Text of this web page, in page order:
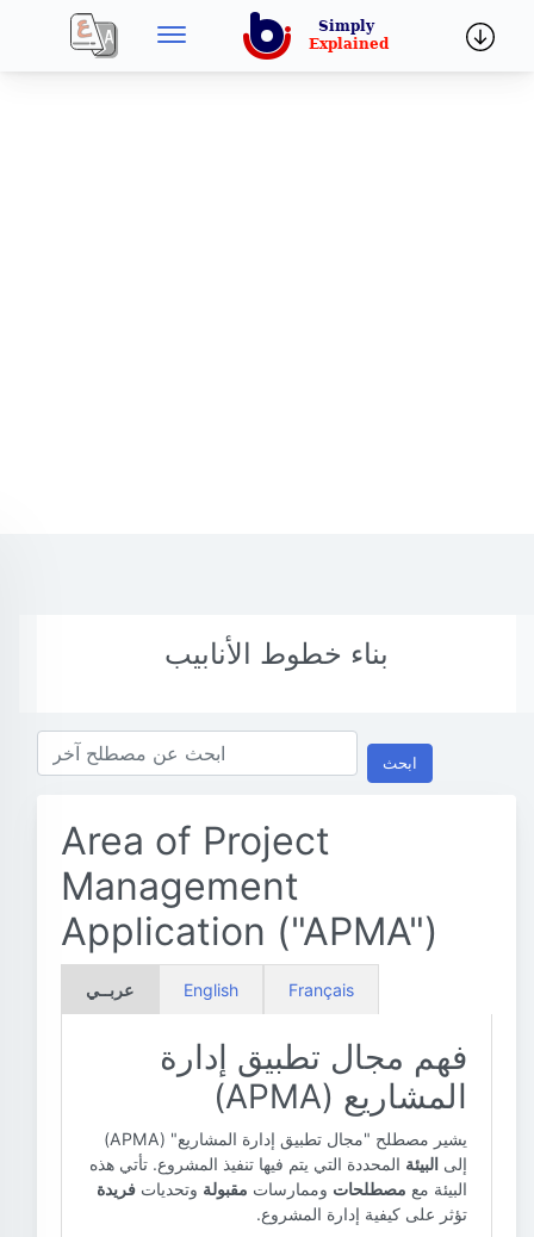
بناء خطوط الأنابيب
ابحث
Area of Project
Management
Application ("APMA")
عربــي English Français
فهم مجال تطبيق إدارة
المشاريع (APMA)
يشير مصطلح "مجال تطبيق إدارة المشاريع" (APMA)
إلى البيئة المحددة التي يتم فيها تنفيذ المشروع. تأتي هذه
البيئة مع مصطلحات وممارسات مقبولة وتحديات فريدة
تؤثر على كيفية إدارة المشروع.